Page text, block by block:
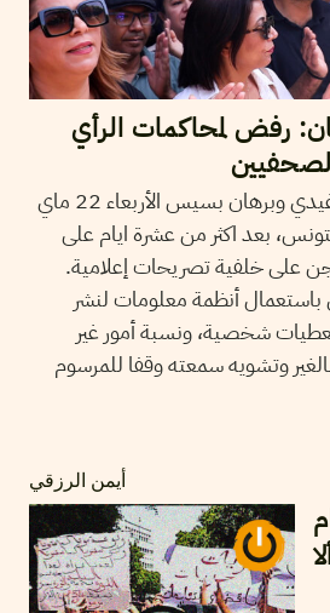
رفض لمحاكمات الرأي
مثل الإعلاميان مراد الزغيدي وبرهان بسيس الأربعاء 22 ماي
بتونس، بعد اكثر من عشرة ايام على
على خلفية تصريحات إعلامية.
باستعمال أنظمة معلومات لنشر
شخصية، ونسبة أمور غير
وتشويه سمعته وقفا للمرسوم
أيمن الرزقي